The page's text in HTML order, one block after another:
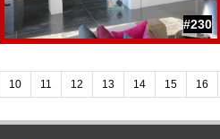
#230
10 11 12 13 14 15 16